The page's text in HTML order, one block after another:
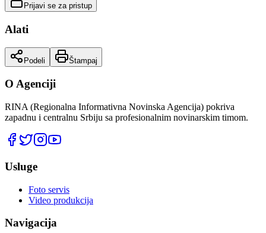
Prijavi se za pristup
Alati
Podeli Štampaj
O Agenciji
RINA (Regionalna Informativna Novinska Agencija) pokriva
zapadnu i centralnu Srbiju sa profesionalnim novinarskim timom.
Usluge
Foto servis
Video produkcija
Navigacija